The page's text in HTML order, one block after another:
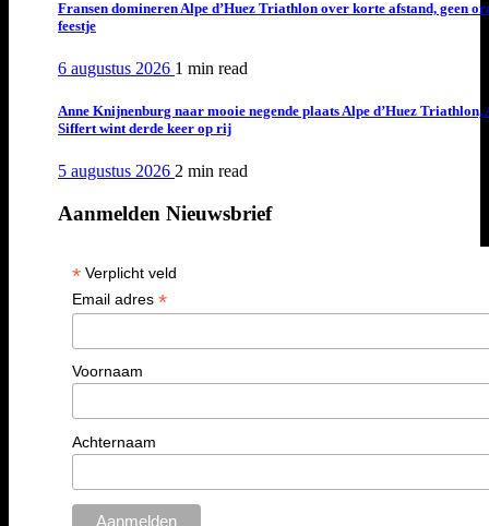
Fransen domineren Alpe d’Huez Triathlon over korte afstand, geen
feestje
6 augustus 2026 1 min read
Anne Knijnenburg naar mooie negende plaats Alpe d’Huez Triathlon,
Siffert wint derde keer op rij
5 augustus 2026 2 min read
Aanmelden Nieuwsbrief
*Verplicht veld
Email adres *
Voornaam
Achternaam